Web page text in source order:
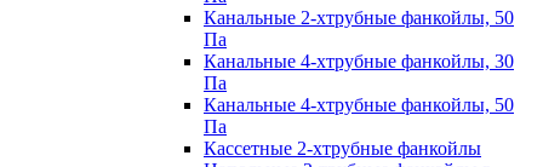
Канальные 2-хтрубные фанкойлы, 50
Па
Канальные 4-хтрубные фанкойлы, 30
Па
Канальные 4-хтрубные фанкойлы, 50
Па
Кассетные 2-хтрубные фанкойлы